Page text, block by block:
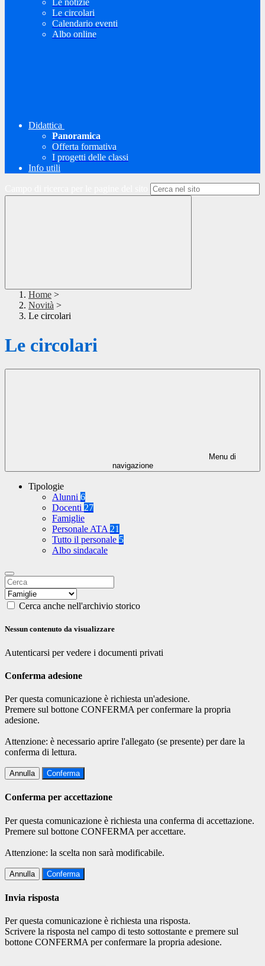
Le notizie
Le circolari
Calendario eventi
Albo online
Didattica
Panoramica
Offerta formativa
I progetti delle classi
Info utili
Home >
Novità >
Le circolari
Le circolari
Menu di
navigazione
Tipologie
Alunni 6
Docenti 27
Famiglie
Personale ATA 21
Tutto il personale 5
Albo sindacale
Cerca anche nell'archivio storico
Nessun contenuto da visualizzare
Autenticarsi per vedere i documenti privati
Conferma adesione
Per questa comunicazione è richiesta un'adesione.
Premere sul bottone CONFERMA per confermare la propria
adesione.
Attenzione: è necessario aprire l'allegato (se presente) per dare la
conferma di lettura.
Annulla Conferma
Conferma per accettazione
Per questa comunicazione è richiesta una conferma di accettazione.
Premere sul bottone CONFERMA per accettare.
Attenzione: la scelta non sarà modificabile.
Annulla Conferma
Invia risposta
Per questa comunicazione è richiesta una risposta.
Scrivere la risposta nel campo di testo sottostante e premere sul
bottone CONFERMA per confermare la propria adesione.